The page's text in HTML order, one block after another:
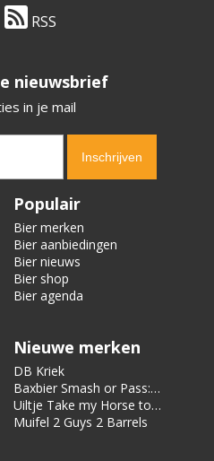
RSS
nieuwsbrief
in je mail
Populair
Bier merken
Bier aanbiedingen
Bier nieuws
Bier shop
Bier agenda
Nieuwe merken
DB Kriek
Baxbier Smash or Pass:
Strata
Uiltje Take my Horse to
the Hotel Room
Muifel 2 Guys 2 Barrels